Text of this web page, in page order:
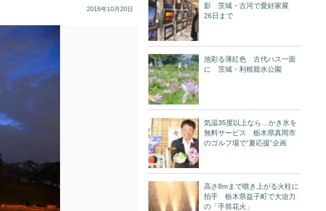
2016年10月20日
影 茨城・古河で愛好家展
26日まで
池彩る薄紅色 古代ハス一面
に 茨城・利根親水公園
気温35度以上なら…かき氷を
無料サービス 栃木県真岡市
のゴルフ場で“夏応援”企画
高さ8mまで噴き上がる火柱に
拍手 栃木県益子町で大迫力
の「手筒花火」